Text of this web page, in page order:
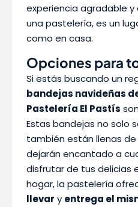
experiencia agradable y
una pastelería, es un
como en casa.
Opciones para
Si estás buscando un
bandejas navideñas
Pastelería El Pastís
Estas bandejas no solo
también están llenas
dejarán encantado a
disfrutar de tus delicias
hogar, la pastelería
llevar y entrega el